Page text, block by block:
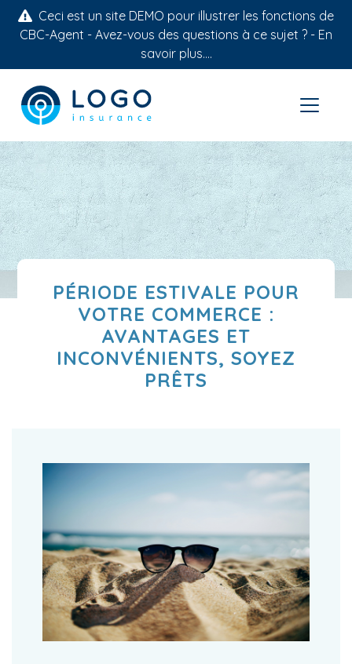
Ceci est un site DEMO pour illustrer les fonctions de
CBC-Agent - Avez-vous des questions à ce sujet ? - En
savoir plus....
PÉRIODE ESTIVALE POUR
VOTRE COMMERCE :
AVANTAGES ET
INCONVÉNIENTS, SOYEZ
PRÊTS